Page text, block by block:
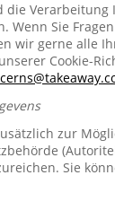
Verarbeitung
Wenn Sie
wir gerne alle
Cookie-
zur
Sie